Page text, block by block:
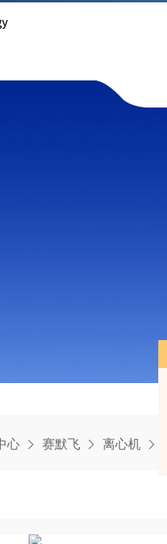
心 赛默飞 离心机